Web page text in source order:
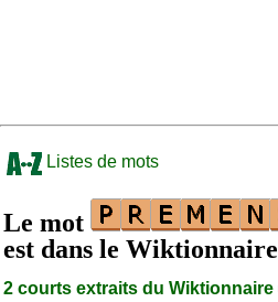
Listes de mots
Le mot
est dans le Wiktionnaire
2 courts extraits du Wiktionnaire